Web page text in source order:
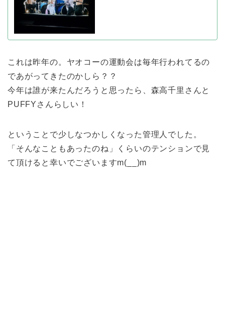
これは昨年の。ヤオコーの運動会は毎年行われてるの
であがってきたのかしら？？
今年は誰が来たんだろうと思ったら、森高千里さんと
PUFFYさんらしい！
ということで少しなつかしくなった管理人でした。
「そんなこともあったのね」くらいのテンションで見
て頂けると幸いでございますm(__)m